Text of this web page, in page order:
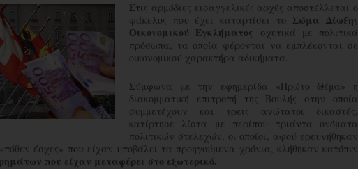
Στις αρμόδιες εισαγγελικές αρχές αποστέλλεται ο
φάκελος που έχει καταρτίσει το Σώμα Δίωξης
Οικονομικού Εγκλήματος σχετικά με πολιτικά
πρόσωπα, τα οποία φέρονται να εμπλέκονται σε
οικονομικού χαρακτήρα αδικήματα.
Σύμφωνα με την εφημερίδα «Πρώτο Θέμα» η
διακομματική επιτροπή της Βουλής στην οποία
συμμετέχουν και τρεις ανώτατοι δικαστές,
κατίρτησε λίστα με περίπου τριάντα ονόματα
πολιτικών στελεχών, οι οποίοι, αφού ερευνήθηκαν
έσχες» που είχαν υποβάλει τα προηγούμενα χρόνια, κλήθηκαν κατόπιν
που είχαν μεταφέρει στο εξωτερικό.